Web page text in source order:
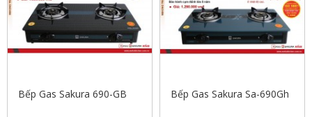
Bếp Gas Sakura 690-GB Bếp Gas Sakura Sa-690Gh